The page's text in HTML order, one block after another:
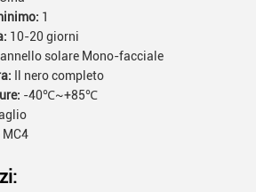
1
10-20 giorni
solare Mono-facciale
Il nero completo
-40℃~+85℃
MC4